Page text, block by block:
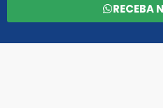
RECEBA